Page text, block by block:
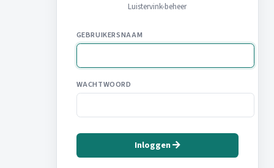
Luistervink-beheer
GEBRUIKERSNAAM
WACHTWOORD
Inloggen